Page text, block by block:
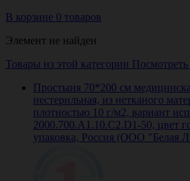
В корзине 0 товаров
Элемент не найден
Товары из этой категории Посмотреть
Простыня 70*200 см
нестерильная, из нетканого
плотностью 10 г/м2, вариант
2000.700.A1.10.C2.D1-50, цвет
упаковка, Россия (ООО "Белая